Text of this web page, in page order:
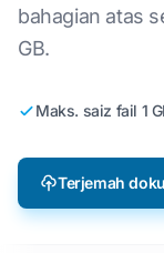
bahagian atas
GB.
Maks. saiz fail 1
Terjemah